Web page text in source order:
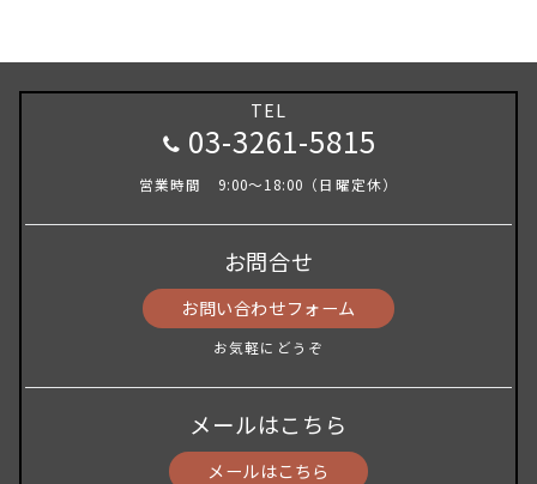
TEL
03-3261-5815
営業時間 9:00～18:00（日曜定休）
お問合せ
お問い合わせフォーム
お気軽にどうぞ
メールはこちら
メールはこちら